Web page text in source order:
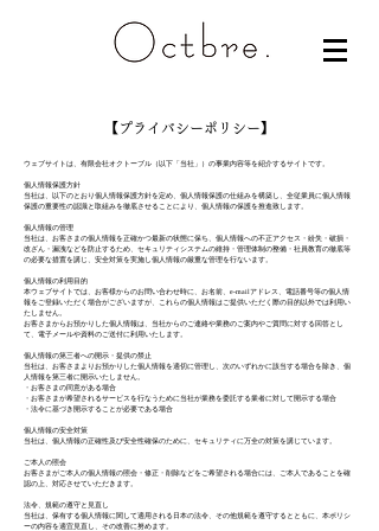
【プライバシーポリシー】
ウェブサイトは、有限会社オクトーブル（以下「当社」）の事業内容等を紹介するサイトです。
個人情報保護方針
当社は、以下のとおり個人情報保護方針を定め、個人情報保護の仕組みを構築し、全従業員に個人情報
保護の重要性の認識と取組みを徹底させることにより、個人情報の保護を推進致します。
個人情報の管理
当社は、お客さまの個人情報を正確かつ最新の状態に保ち、個人情報への不正アクセス・紛失・破損・
改ざん・漏洩などを防止するため、セキュリティシステムの維持・管理体制の整備・社員教育の徹底等
の必要な措置を講じ、安全対策を実施し個人情報の厳重な管理を行ないます。
個人情報の利用目的
本ウェブサイトでは、お客様からのお問い合わせ時に、お名前、e-mailアドレス、電話番号等の個人情
報をご登録いただく場合がございますが、これらの個人情報はご提供いただく際の目的以外では利用い
たしません。
お客さまからお預かりした個人情報は、当社からのご連絡や業務のご案内やご質問に対する回答とし
て、電子メールや資料のご送付に利用いたします。
個人情報の第三者への開示・提供の禁止
当社は、お客さまよりお預かりした個人情報を適切に管理し、次のいずれかに該当する場合を除き、個
人情報を第三者に開示いたしません。
・お客さまの同意がある場合
・お客さまが希望されるサービスを行なうために当社が業務を委託する業者に対して開示する場合
・法令に基づき開示することが必要である場合
個人情報の安全対策
当社は、個人情報の正確性及び安全性確保のために、セキュリティに万全の対策を講じています。
ご本人の照会
お客さまがご本人の個人情報の照会・修正・削除などをご希望される場合には、ご本人であることを確
認の上、対応させていただきます。
法令、規範の遵守と見直し
当社は、保有する個人情報に関して適用される日本の法令、その他規範を遵守するとともに、本ポリシ
ーの内容を適宜見直し、その改善に努めます。